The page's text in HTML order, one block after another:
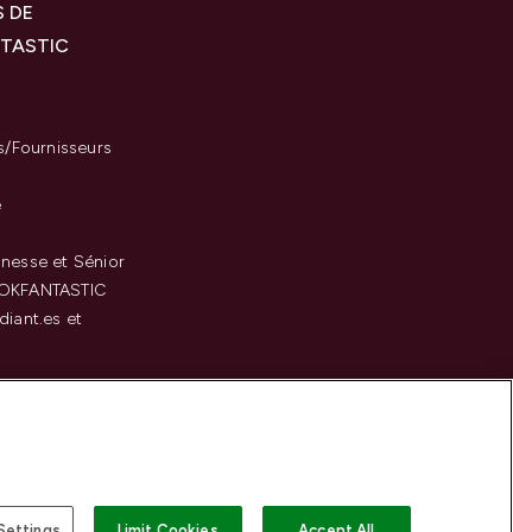
DE
Fournisseurs
et Sénior
et